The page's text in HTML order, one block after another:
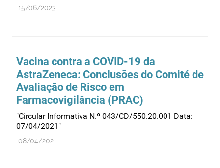
Manutenção no mercado
Medicinas alternativas
Nanotecnologia
Planeamento
Plantas medicinais
Prescrição
15/06/2023
Vacina contra a COVID-19 da
AstraZeneca: Conclusões do Comité de
Avaliação de Risco em
Farmacovigilância (PRAC)
"Circular Informativa N.º 043/CD/550.20.001 Data:
07/04/2021"
08/04/2021